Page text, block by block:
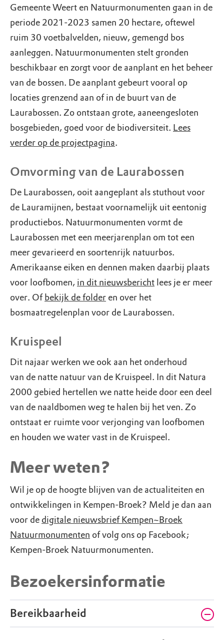
Gemeente Weert en Natuurmonumenten gaan in de
periode 2021-2023 samen 20 hectare, oftewel
ruim 30 voetbalvelden, nieuw, gemengd bos
aanleggen. Natuurmonumenten stelt gronden
beschikbaar en zorgt voor de aanplant en het beheer
van de bossen. De aanplant gebeurt vooral op
locaties grenzend aan of in de buurt van de
Laurabossen. Zo ontstaan grote, aaneengesloten
bosgebieden, goed voor de biodiversiteit. Lees
verder op de projectpagina.
Omvorming van de Laurabossen
De Laurabossen, ooit aangeplant als stuthout voor
de Lauramijnen, bestaat voornamelijk uit eentonig
productiebos. Natuurmonumenten vormt de
Laurabossen met een meerjarenplan om tot een
meer gevarieerd en soortenrijk natuurbos.
Amerikaanse eiken en dennen maken daarbij plaats
voor loofbomen, in dit nieuwsbericht lees je er meer
over. Of bekijk de folder en over het
bosmaatregelenplan voor de Laurabossen.
Kruispeel
Dit najaar werken we ook aan het onderhoud
van de natte natuur van de Kruispeel. In dit Natura
2000 gebied hertellen we natte heide door een deel
van de naaldbomen weg te halen bij het ven. Zo
ontstaat er ruimte voor verjonging van loofbomen
en houden we water vast in de Kruispeel.
Meer weten?
Wil je op de hoogte blijven van de actualiteiten en
ontwikkelingen in Kempen-Broek? Meld je dan aan
voor de digitale nieuwsbrief Kempen~Broek
Natuurmonumenten of volg ons op Facebook;
Kempen-Broek Natuurmonumenten.
Bezoekersinformatie
Bereikbaarheid